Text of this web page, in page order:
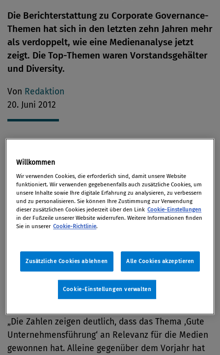
Die Berichterstattung zu Corporate Governance-
Themen hat sich in den letzten zehn Jahren mehr
als verdoppelt, wie eine Medienanalyse jetzt
zeigt. Die Top-Themen waren Vorstandsgehälter
und Diversity.
Von Redaktion
20. Juni 2012
Corporate Governance Kodex nehmen Berichte über
„Gute Unternehmensführung“ 12 Prozent (2002: fünf
Prozent) der täglichen
Unternehmensberichterstattung in den führenden
deutschen und ausgesuchten europäischen Medien
Das zeigt eine Analyse von Prime Research
http://www.prime-research.com/ in
Zusammenarbeit mit der Regierungskommission
Deutscher Corporate Governance Kodex.
„Die Zahlen zeigen deutlich, dass das Thema ‚Gute
Unternehmensführung‘ an Relevanz für die Medien
gewonnen hat. Alleine gegenüber dem Vorjahr hat
Willkommen
Wir verwenden Cookies, die erforderlich sind, damit unsere Website
funktioniert. Wir verwenden gegebenenfalls auch zusätzliche Cookies, um
unsere Inhalte sowie Ihre digitale Erfahrung zu analysieren, zu verbessern
und zu personalisieren. Sie können Ihre Zustimmung zur Verwendung
dieser zusätzlichen Cookies jederzeit über den Link Cookie-Einstellungen
in der Fußzeile unserer Website widerrufen. Weitere Informationen finden
Sie in unserer Cookie-Richtlinie.
Zusätzliche Cookies ablehnen Alle Cookies akzeptieren
Cookie-Einstellungen verwalten